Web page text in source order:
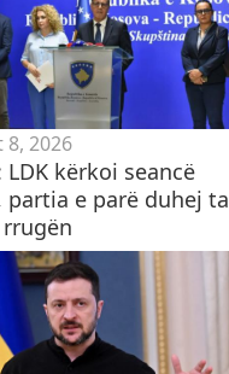
8, 2026
LDK kërkoi seancë
partia e parë duhej ta